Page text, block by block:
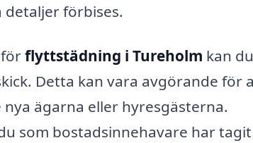
förbises.
flyttstädning i Tureholm kan du
Detta kan vara avgörande för
ägarna eller hyresgästerna.
som bostadsinnehavare har